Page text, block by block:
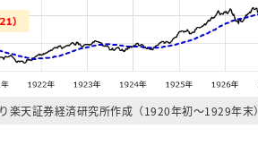
楽天証券経済研究所作成（1920年初～1929年末）